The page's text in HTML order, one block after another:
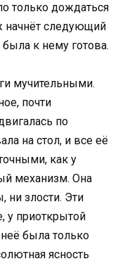
только дождаться
начнёт следующий
была к нему готова.
мучительными.
почти
по
на стол, и все её
как у
механизм. Она
ни злости. Эти
у приоткрытой
была только
ясность